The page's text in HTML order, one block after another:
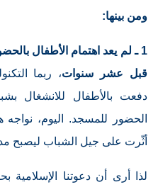
ومن بينها:
1 ـ لم يعد اهتمام الأطفال
قبل عشر سنوات، ربما
دفعت بالأطفال للانشغال
الحضور للمسجد. اليوم، نواجه
أثّرت على جيل الشباب ليصبح
لذا أرى أن دعوتنا الإسلامية